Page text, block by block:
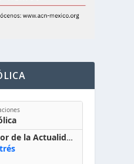
El Observador de la Actualidad